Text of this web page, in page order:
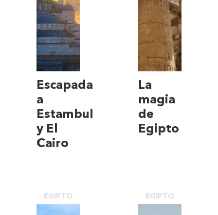
Escapada
a
Estambul
y El
Cairo
La
magia
de
Egipto
EGIPTO EGIPTO